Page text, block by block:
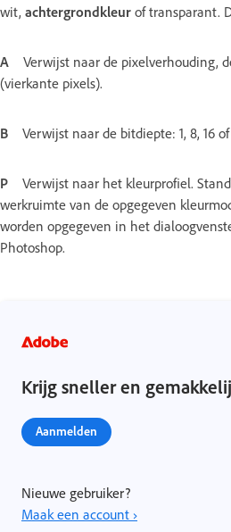
wit, achtergrondkleur of transparant.
A
Verwijst naar de pixelverhouding,
(vierkante pixels).
B Verwijst naar de bitdiepte: 1, 8, 16
P
Verwijst naar het kleurprofiel.
werkruimte van de opgegeven
worden opgegeven in het
Photoshop.
Krijg sneller en
Aanmelden
Nieuwe gebruiker?
Maak een account ›